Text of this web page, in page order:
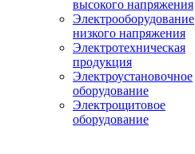
высокого напряжения
Электрооборудование
низкого напряжения
Электротехническая
продукция
Электроустановочное
оборудование
Электрощитовое
оборудование